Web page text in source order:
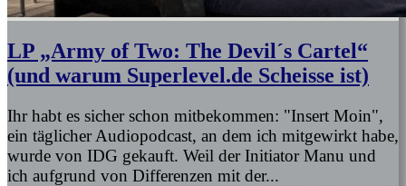
LP „Army of Two: The Devil´s Cartel“
(und warum Superlevel.de Scheisse ist)
Ihr habt es sicher schon mitbekommen: "Insert Moin",
ein täglicher Audiopodcast, an dem ich mitgewirkt habe,
wurde von IDG gekauft. Weil der Initiator Manu und
ich aufgrund von Differenzen mit der...